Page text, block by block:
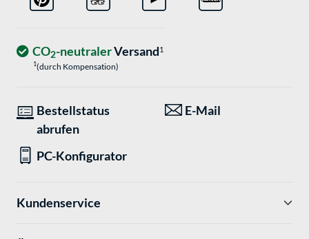
CO2-neutralerVersand1
1(durch Kompensation)
Bestellstatus
abrufen
E-Mail
PC-Konfigurator
Kundenservice